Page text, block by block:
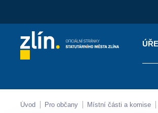
Kontakty
Úvod Pro občany Místní části a komise